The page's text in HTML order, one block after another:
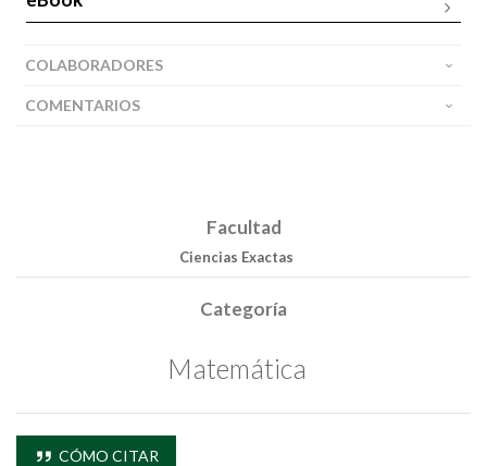
COLABORADORES
COMENTARIOS
Facultad
Ciencias Exactas
Categoría
Matemática
CÓMO CITAR